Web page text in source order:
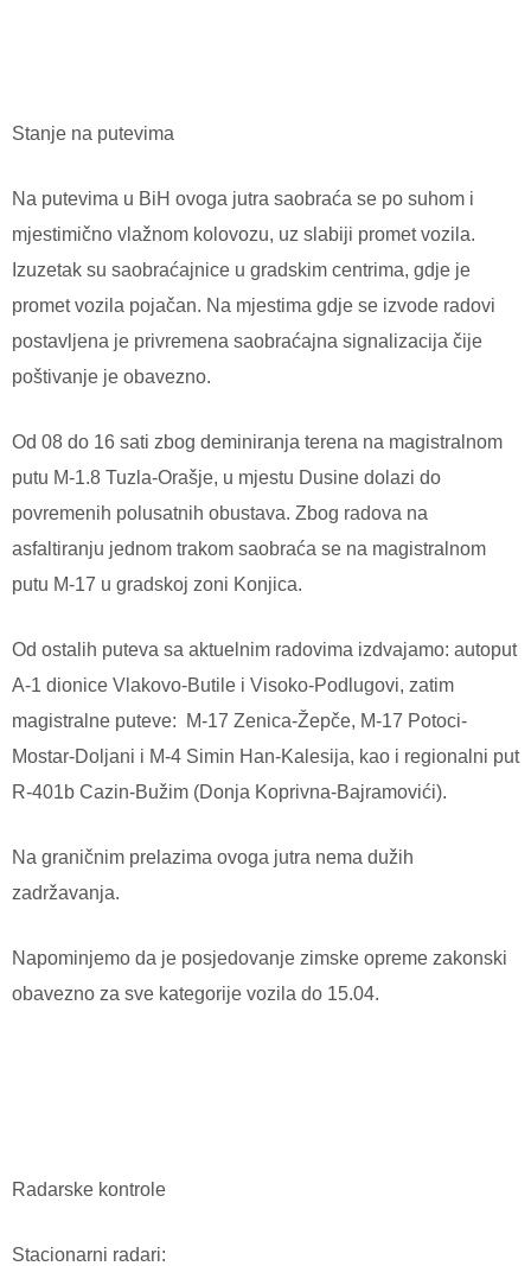
Stanje na putevima
Na putevima u BiH ovoga jutra saobraća se po suhom i
mjestimično vlažnom kolovozu, uz slabiji promet vozila.
Izuzetak su saobraćajnice u gradskim centrima, gdje je
promet vozila pojačan. Na mjestima gdje se izvode radovi
postavljena je privremena saobraćajna signalizacija čije
poštivanje je obavezno.
Od 08 do 16 sati zbog deminiranja terena na magistralnom
putu M-1.8 Tuzla-Orašje, u mjestu Dusine dolazi do
povremenih polusatnih obustava. Zbog radova na
asfaltiranju jednom trakom saobraća se na magistralnom
putu M-17 u gradskoj zoni Konjica.
Od ostalih puteva sa aktuelnim radovima izdvajamo: autoput
A-1 dionice Vlakovo-Butile i Visoko-Podlugovi, zatim
magistralne puteve:
M-17 Zenica-Žepče, M-17 Potoci-
Mostar-Doljani i M-4 Simin Han-Kalesija, kao i regionalni put
R-401b Cazin-Bužim (Donja Koprivna-Bajramovići).
Na graničnim prelazima ovoga jutra nema dužih
zadržavanja.
Napominjemo da je posjedovanje zimske opreme zakonski
obavezno za sve kategorije vozila do 15.04.
Radarske kontrole
Stacionarni radari: